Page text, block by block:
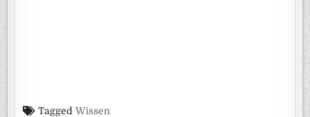
TaggedWissen